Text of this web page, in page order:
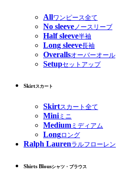
Allワンピース全て
No sleeve ノースリーブ
Half sleeve半袖
Long sleeve長袖
Overallsオーバーオール
Setupセットアップ
Skirtスカート
Skirtスカート全て
Miniミニ
Medium ミディアム
Longロング
Ralph Laurenラルフローレン
Shirts Blousシャツ・ブラウス